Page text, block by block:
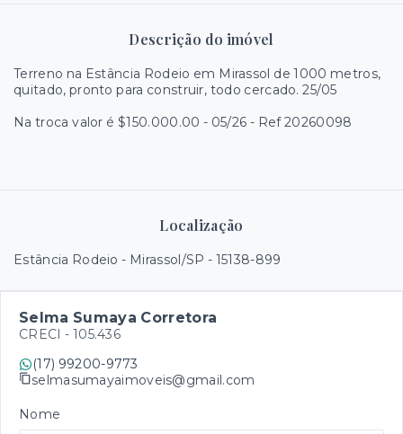
Descrição do imóvel
Terreno na Estância Rodeio em Mirassol de 1000 metros,
quitado, pronto para construir, todo cercado. 25/05
Na troca valor é $150.000.00 - 05/26 - Ref 20260098
Localização
Estância Rodeio - Mirassol/SP - 15138-899
Selma Sumaya Corretora
CRECI - 105.436
(17) 99200-9773
selmasumayaimoveis@gmail.com
Nome